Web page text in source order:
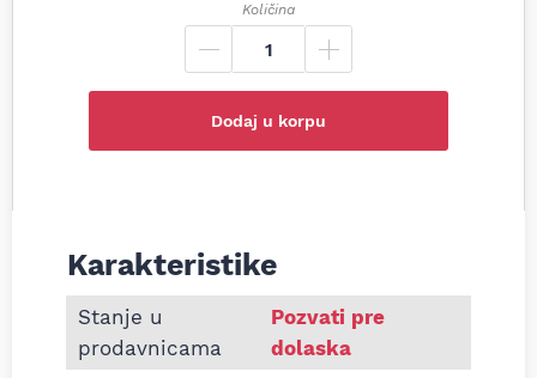
Količina
Dodaj u korpu
Informacije o Pk kaiš Continental 7PK1675
Karakteristike
Stanje u
prodavnicama
Pozvati pre
dolaska